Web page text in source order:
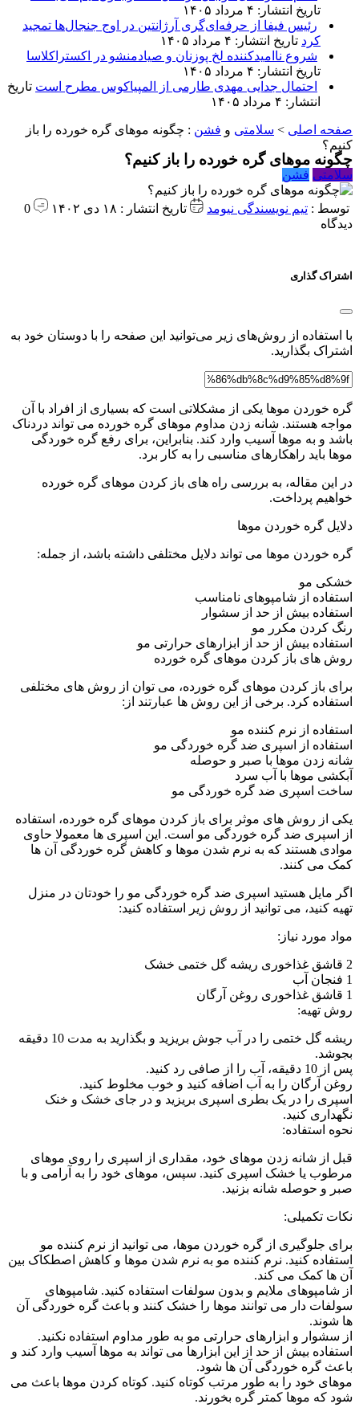
تاریخ انتشار: ۴ مرداد ۱۴۰۵
رئیس فیفا از حرفه‌ای‌گری آرژانتین در اوج جنجال‌ها تمجید
کرد تاریخ انتشار: ۴ مرداد ۱۴۰۵
شروع ناامیدکننده لخ پوزنان و صیادمنشو در اکستراکلاسا
تاریخ انتشار: ۴ مرداد ۱۴۰۵
احتمال جدایی مهدی طارمی از المپیاکوس مطرح است تاریخ
انتشار: ۴ مرداد ۱۴۰۵
صفحه اصلی > سلامتی و فشن : چگونه موهای گره خورده را باز
کنیم؟
چگونه موهای گره خورده را باز کنیم؟
سلامتی فشن
توسط : تیم نویسندگی نیومد تاریخ انتشار : ۱۸ دی ۱۴۰۲
0
دیدگاه
اشتراک گذاری
با استفاده از روش‌های زیر می‌توانید این صفحه را با دوستان خود به
اشتراک بگذارید.
گره خوردن موها یکی از مشکلاتی است که بسیاری از افراد با آن
مواجه هستند. شانه زدن مداوم موهای گره خورده می تواند دردناک
باشد و به موها آسیب وارد کند. بنابراین، برای رفع گره خوردگی
موها باید راهکارهای مناسبی را به کار برد.
در این مقاله، به بررسی راه های باز کردن موهای گره خورده
خواهیم پرداخت.
دلایل گره خوردن موها
گره خوردن موها می تواند دلایل مختلفی داشته باشد، از جمله:
خشکی مو
استفاده از شامپوهای نامناسب
استفاده بیش از حد از سشوار
رنگ کردن مکرر مو
استفاده بیش از حد از ابزارهای حرارتی مو
روش های باز کردن موهای گره خورده
برای باز کردن موهای گره خورده، می توان از روش های مختلفی
استفاده کرد. برخی از این روش ها عبارتند از:
استفاده از نرم کننده مو
استفاده از اسپری ضد گره خوردگی مو
شانه زدن موها با صبر و حوصله
آبکشی موها با آب سرد
ساخت اسپری ضد گره خوردگی مو
یکی از روش های موثر برای باز کردن موهای گره خورده، استفاده
از اسپری ضد گره خوردگی مو است. این اسپری ها معمولا حاوی
موادی هستند که به نرم شدن موها و کاهش گره خوردگی آن ها
کمک می کنند.
اگر مایل هستید اسپری ضد گره خوردگی مو را خودتان در منزل
تهیه کنید، می توانید از روش زیر استفاده کنید:
مواد مورد نیاز:
2 قاشق غذاخوری ریشه گل ختمی خشک
1 فنجان آب
1 قاشق غذاخوری روغن آرگان
روش تهیه:
ریشه گل ختمی را در آب جوش بریزید و بگذارید به مدت 10 دقیقه
بجوشد.
پس از 10 دقیقه، آب را از صافی رد کنید.
روغن آرگان را به آب اضافه کنید و خوب مخلوط کنید.
اسپری را در یک بطری اسپری بریزید و در جای خشک و خنک
نگهداری کنید.
نحوه استفاده:
قبل از شانه زدن موهای خود، مقداری از اسپری را روی موهای
مرطوب یا خشک اسپری کنید. سپس، موهای خود را به آرامی و با
صبر و حوصله شانه بزنید.
نکات تکمیلی:
برای جلوگیری از گره خوردن موها، می توانید از نرم کننده مو
استفاده کنید. نرم کننده مو به نرم شدن موها و کاهش اصطکاک بین
آن ها کمک می کند.
از شامپوهای ملایم و بدون سولفات استفاده کنید. شامپوهای
سولفات دار می توانند موها را خشک کنند و باعث گره خوردگی آن
ها شوند.
از سشوار و ابزارهای حرارتی مو به طور مداوم استفاده نکنید.
استفاده بیش از حد از این ابزارها می تواند به موها آسیب وارد کند و
باعث گره خوردگی آن ها شود.
موهای خود را به طور مرتب کوتاه کنید. کوتاه کردن موها باعث می
شود که موها کمتر گره بخورند.